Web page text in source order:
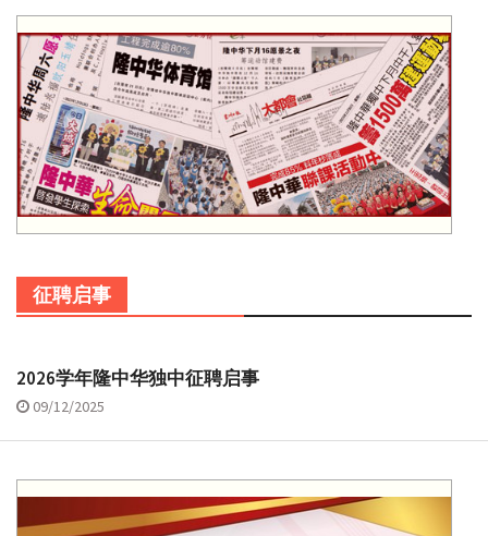
征聘启事
2026学年隆中华独中征聘启事
09/12/2025